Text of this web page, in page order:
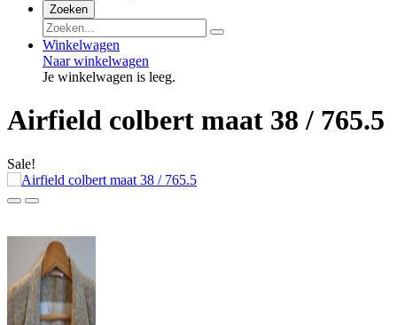
Zoeken
Winkelwagen
Naar winkelwagen
Je winkelwagen is leeg.
Airfield colbert maat 38 / 765.5
Sale!